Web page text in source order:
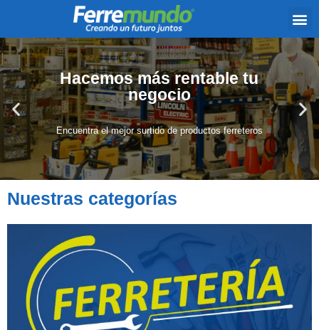
Hacemos más rentable tu
negocio
Encuentra el mejor surtido de productos ferreteros
Nuestras categorías